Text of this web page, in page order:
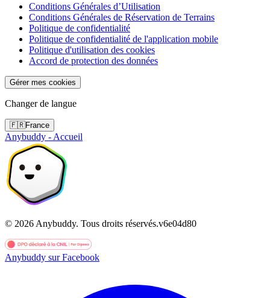
Conditions Générales d’Utilisation
Conditions Générales de Réservation de Terrains
Politique de confidentialité
Politique de confidentialité de l'application mobile
Politique d'utilisation des cookies
Accord de protection des données
Gérer mes cookies
Changer de langue
🇫🇷France
Anybuddy - Accueil
© 2026 Anybuddy. Tous droits réservés.v6e04d80
Anybuddy sur Facebook